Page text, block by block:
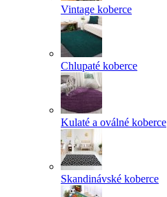
Vintage koberce
Chlupaté koberce
Kulaté a oválné koberce
Skandinávské koberce